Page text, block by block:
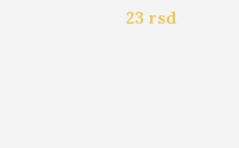
23 rsd